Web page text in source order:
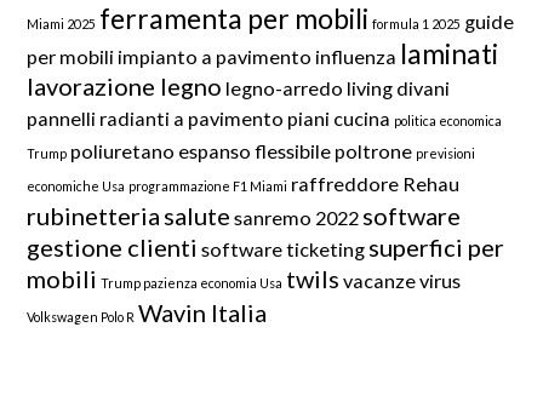
Miami 2025 ferramenta per mobili formula 1 2025 guide
per mobili impianto a pavimento influenza laminati
lavorazione legno legno-arredo living divani
pannelli radianti a pavimento piani cucina politica economica
Trump poliuretano espanso flessibile poltrone previsioni
economiche Usa programmazione F1 Miami raffreddore Rehau
rubinetteria salute sanremo 2022 software
gestione clienti software ticketing superfici per
mobili Trump pazienza economia Usa twils vacanzevirus
Volkswagen Polo R Wavin Italia